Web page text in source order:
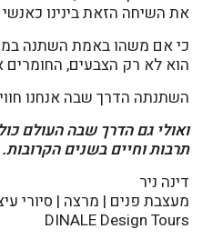
את השיחה הזאת בינינו
כי אם משהו באמת השתנה במילאנו
הוא לא רק הצבעים, החומרים
השתנתה הדרך שבה אנחנו
ואולי גם הדרך שבה העולם
תרבות וחיים בשנים הקרובות.
דינה ניר
מעצבת פנים | מרצה | סיורי
DINALE Design Tours